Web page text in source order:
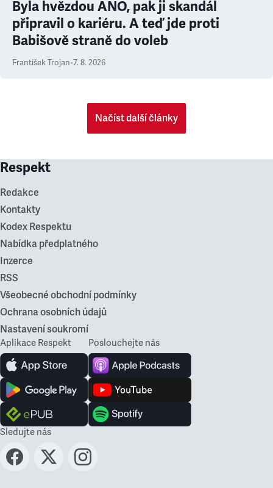
Byla hvězdou ANO, pak ji skandál
připravil o kariéru. A teď jde proti
Babišově straně do voleb
František Trojan•7. 8. 2026
Načíst další články
Respekt
Redakce
Kontakty
Kodex Respektu
Nabídka předplatného
Inzerce
RSS
Všeobecné obchodní podmínky
Ochrana osobních údajů
Nastavení soukromí
Aplikace Respekt Poslouchejte nás
Sledujte nás